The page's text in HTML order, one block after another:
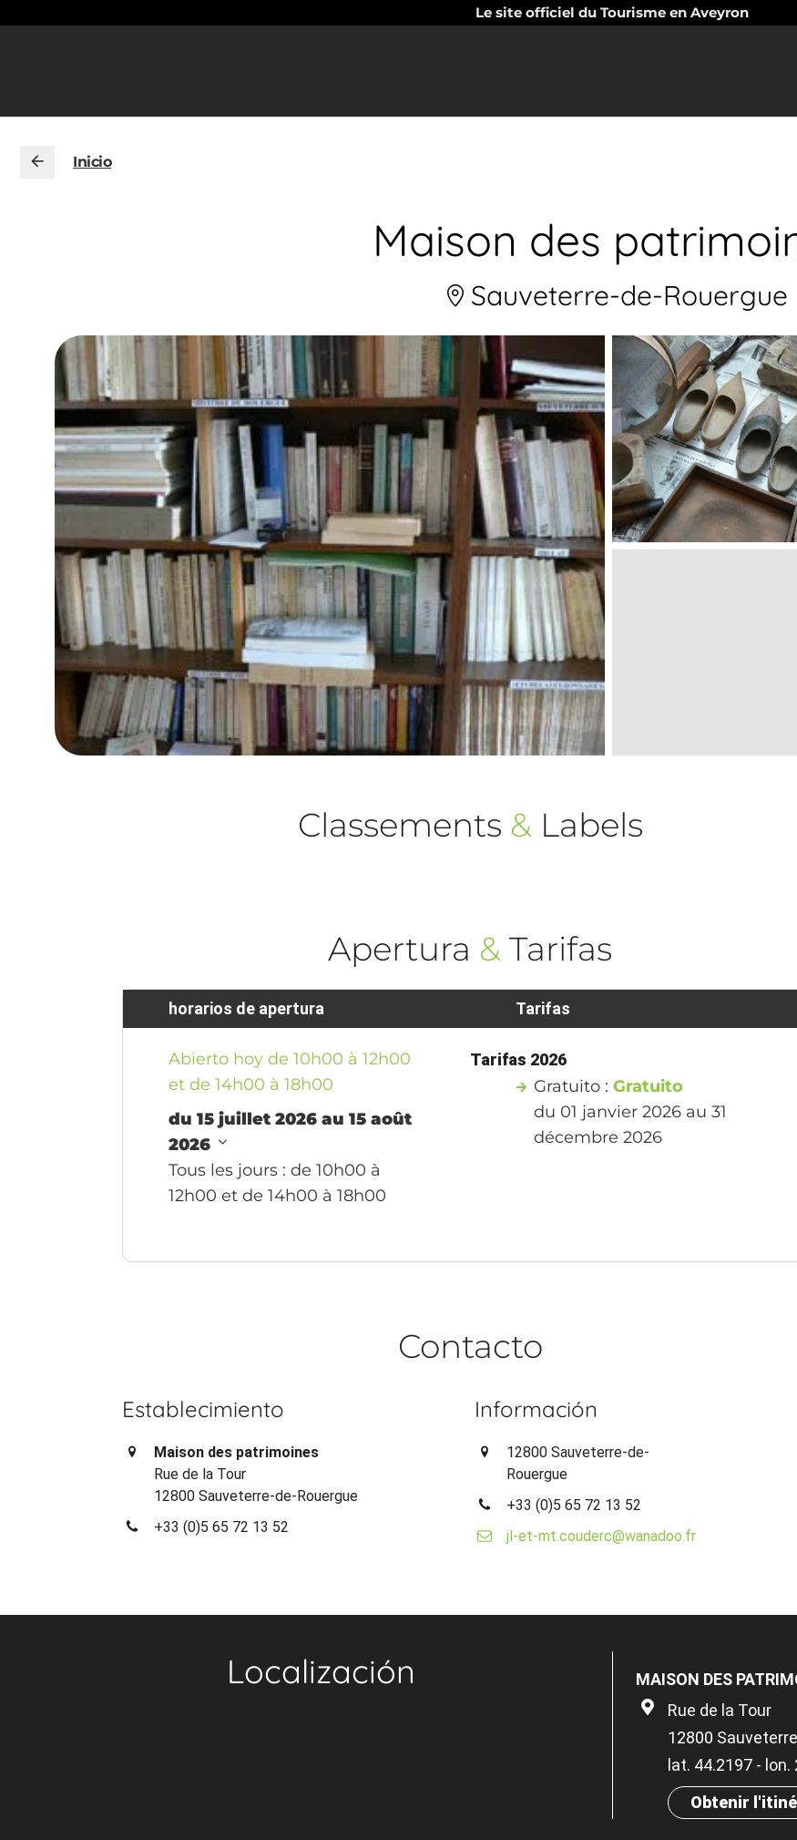
Le site officiel du Tourisme en Aveyron
Inicio
Maison des
Sauveterre-de-Rouergue
Classements & Labels
Apertura & Tarifas
horarios de apertura
Abierto hoy de 10h00 à 12h00
et de 14h00 à 18h00
du 15 juillet 2026 au 15 août
2026
Tous les jours : de 10h00 à
12h00 et de 14h00 à 18h00
Tarifas
Tarifas 2026
Gratuito :Gratuito
du 01 janvier 2026 au 31
décembre 2026
Contacto
Establecimiento
Maison des patrimoines
Rue de la Tour
12800 Sauveterre-de-Rouergue
+33 (0)5 65 72 13 52
Información
12800 Sauveterre-de-
Rouergue
+33 (0)5 65 72 13 52
jl-et-mt.couderc@wanadoo.fr
Localización
MAISON DES
Rue de la Tour
12800
lat. 44.2197 - lon.
Obtenir